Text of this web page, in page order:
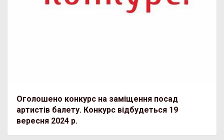
Оголошено конкурс на заміщення посад
артистів балету. Конкурс відбудеться 19
вересня 2024 р.